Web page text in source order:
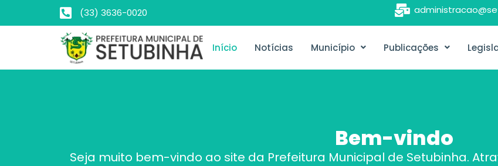
(33) 3636-0020
Início Notícias Município Publicações
Bem-vindo
Seja muito bem-vindo ao site da Prefeitura Municipal de Setubinha.